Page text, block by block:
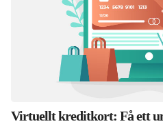
Virtuellt kreditkort: Få ett